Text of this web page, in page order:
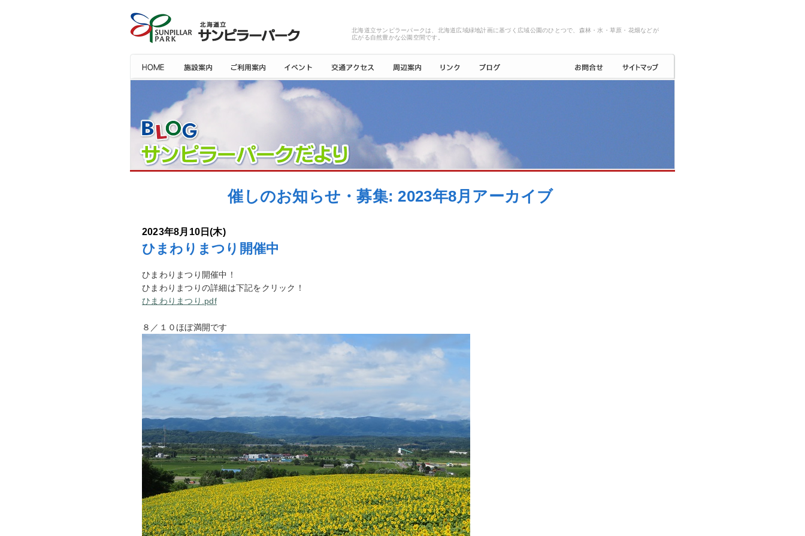
北海道立サンピラーパークは、北海道広域緑地計画に基づく広域公園のひとつで、森林・水・草原・花畑などが
広がる自然豊かな公園空間です。
催しのお知らせ・募集: 2023年8月アーカイブ
2023年8月10日(木)
ひまわりまつり開催中
ひまわりまつり開催中！
ひまわりまつりの詳細は下記をクリック！
ひまわりまつり.pdf
８／１０ほぼ満開です